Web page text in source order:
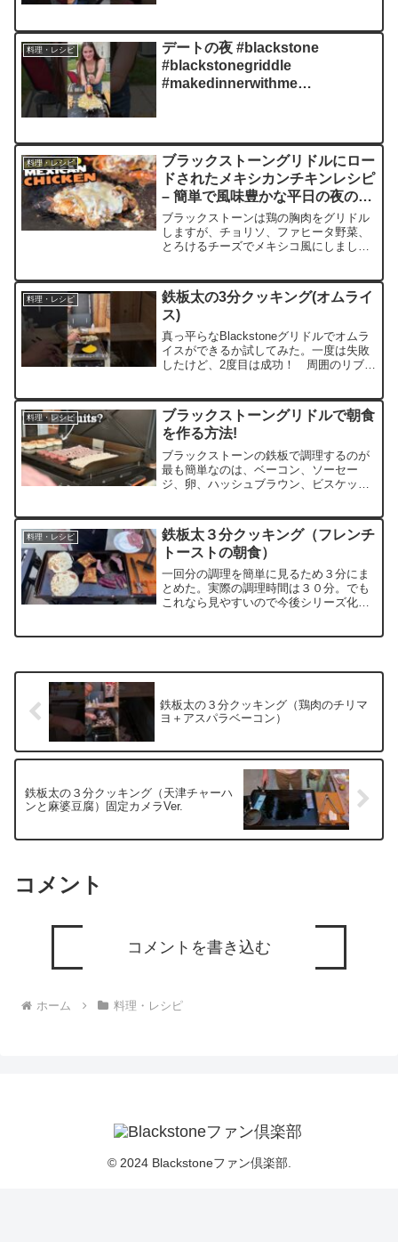
料理・レシピ
デートの夜 #blackstone
#blackstonegriddle
#makedinnerwithme
料理・レシピ
ブラックストーングリドルにロー
ドされたメキシカンチキンレシピ
– 簡単で風味豊かな平日の夜の食
事!
ブラックストーンは鶏の胸肉をグリドル
しますが、チョリソ、ファヒータ野菜、
とろけるチーズでメキシコ風にしましょ
#chicken #gridd...
料理・レシピ
鉄板太の3分クッキング(オムライ
ス)
真っ平らなBlackstoneグリドルでオムラ
イスができるか試してみた。一度は失敗
したけど、2度目は成功！ 周囲のリブを
(ロース)×300g・タマネギ×中2個・ニンニ
ク...
料理・レシピ
ブラックストーングリドルで朝食
を作る方法!
ブラックストーンの鉄板で調理するのが
最も簡単なのは、ベーコン、ソーセー
ジ、卵、ハッシュブラウン、ビスケッ
かに簡単かをお見せします!このチャンネ
ルに参加して、特典にアクセ...
料理・レシピ
鉄板太３分クッキング（フレンチ
トーストの朝食）
一回分の調理を簡単に見るため３分にま
とめた。実際の調理時間は３０分。でも
これなら見やすいので今後シリーズ化し
鉄板太の３分クッキング（鶏肉のチリマ
ヨ＋アスパラベーコン）
鉄板太の３分クッキング（天津チャーハ
ンと麻婆豆腐）固定カメラVer.
コメント
コメントを書き込む
ホーム 料理・レシピ
© 2024 Blackstoneファン倶楽部.